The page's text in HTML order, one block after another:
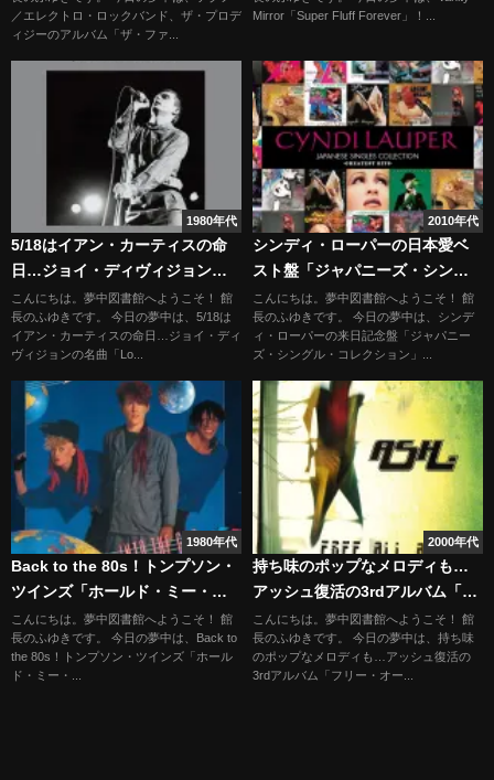
／エレクトロ・ロックバンド、ザ・プロデ
ィジーのアルバム「ザ・ファ...
Mirror「Super Fluff Forever」！...
1980年代
5/18はイアン・カーティスの命
日…ジョイ・ディヴィジョンの
名曲「Love Will Tear Us
Apart」を聴こう
こんにちは。夢中図書館へようこそ！ 館
長のふゆきです。 今日の夢中は、5/18は
イアン・カーティスの命日…ジョイ・ディ
ヴィジョンの名曲「Lo...
2010年代
シンディ・ローパーの日本愛ベ
スト盤「ジャパニーズ・シング
ル・コレクション」
こんにちは。夢中図書館へようこそ！ 館
長のふゆきです。 今日の夢中は、シンデ
ィ・ローパーの来日記念盤「ジャパニー
ズ・シングル・コレクション」...
1980年代
Back to the 80s！トンプソン・
ツインズ「ホールド・ミー・ナ
ウ」
こんにちは。夢中図書館へようこそ！ 館
長のふゆきです。 今日の夢中は、Back to
the 80s！トンプソン・ツインズ「ホール
ド・ミー・...
2000年代
持ち味のポップなメロディも…
アッシュ復活の3rdアルバム「フ
リー・オール・エンジェルズ」
こんにちは。夢中図書館へようこそ！ 館
長のふゆきです。 今日の夢中は、持ち味
のポップなメロディも…アッシュ復活の
3rdアルバム「フリー・オー...